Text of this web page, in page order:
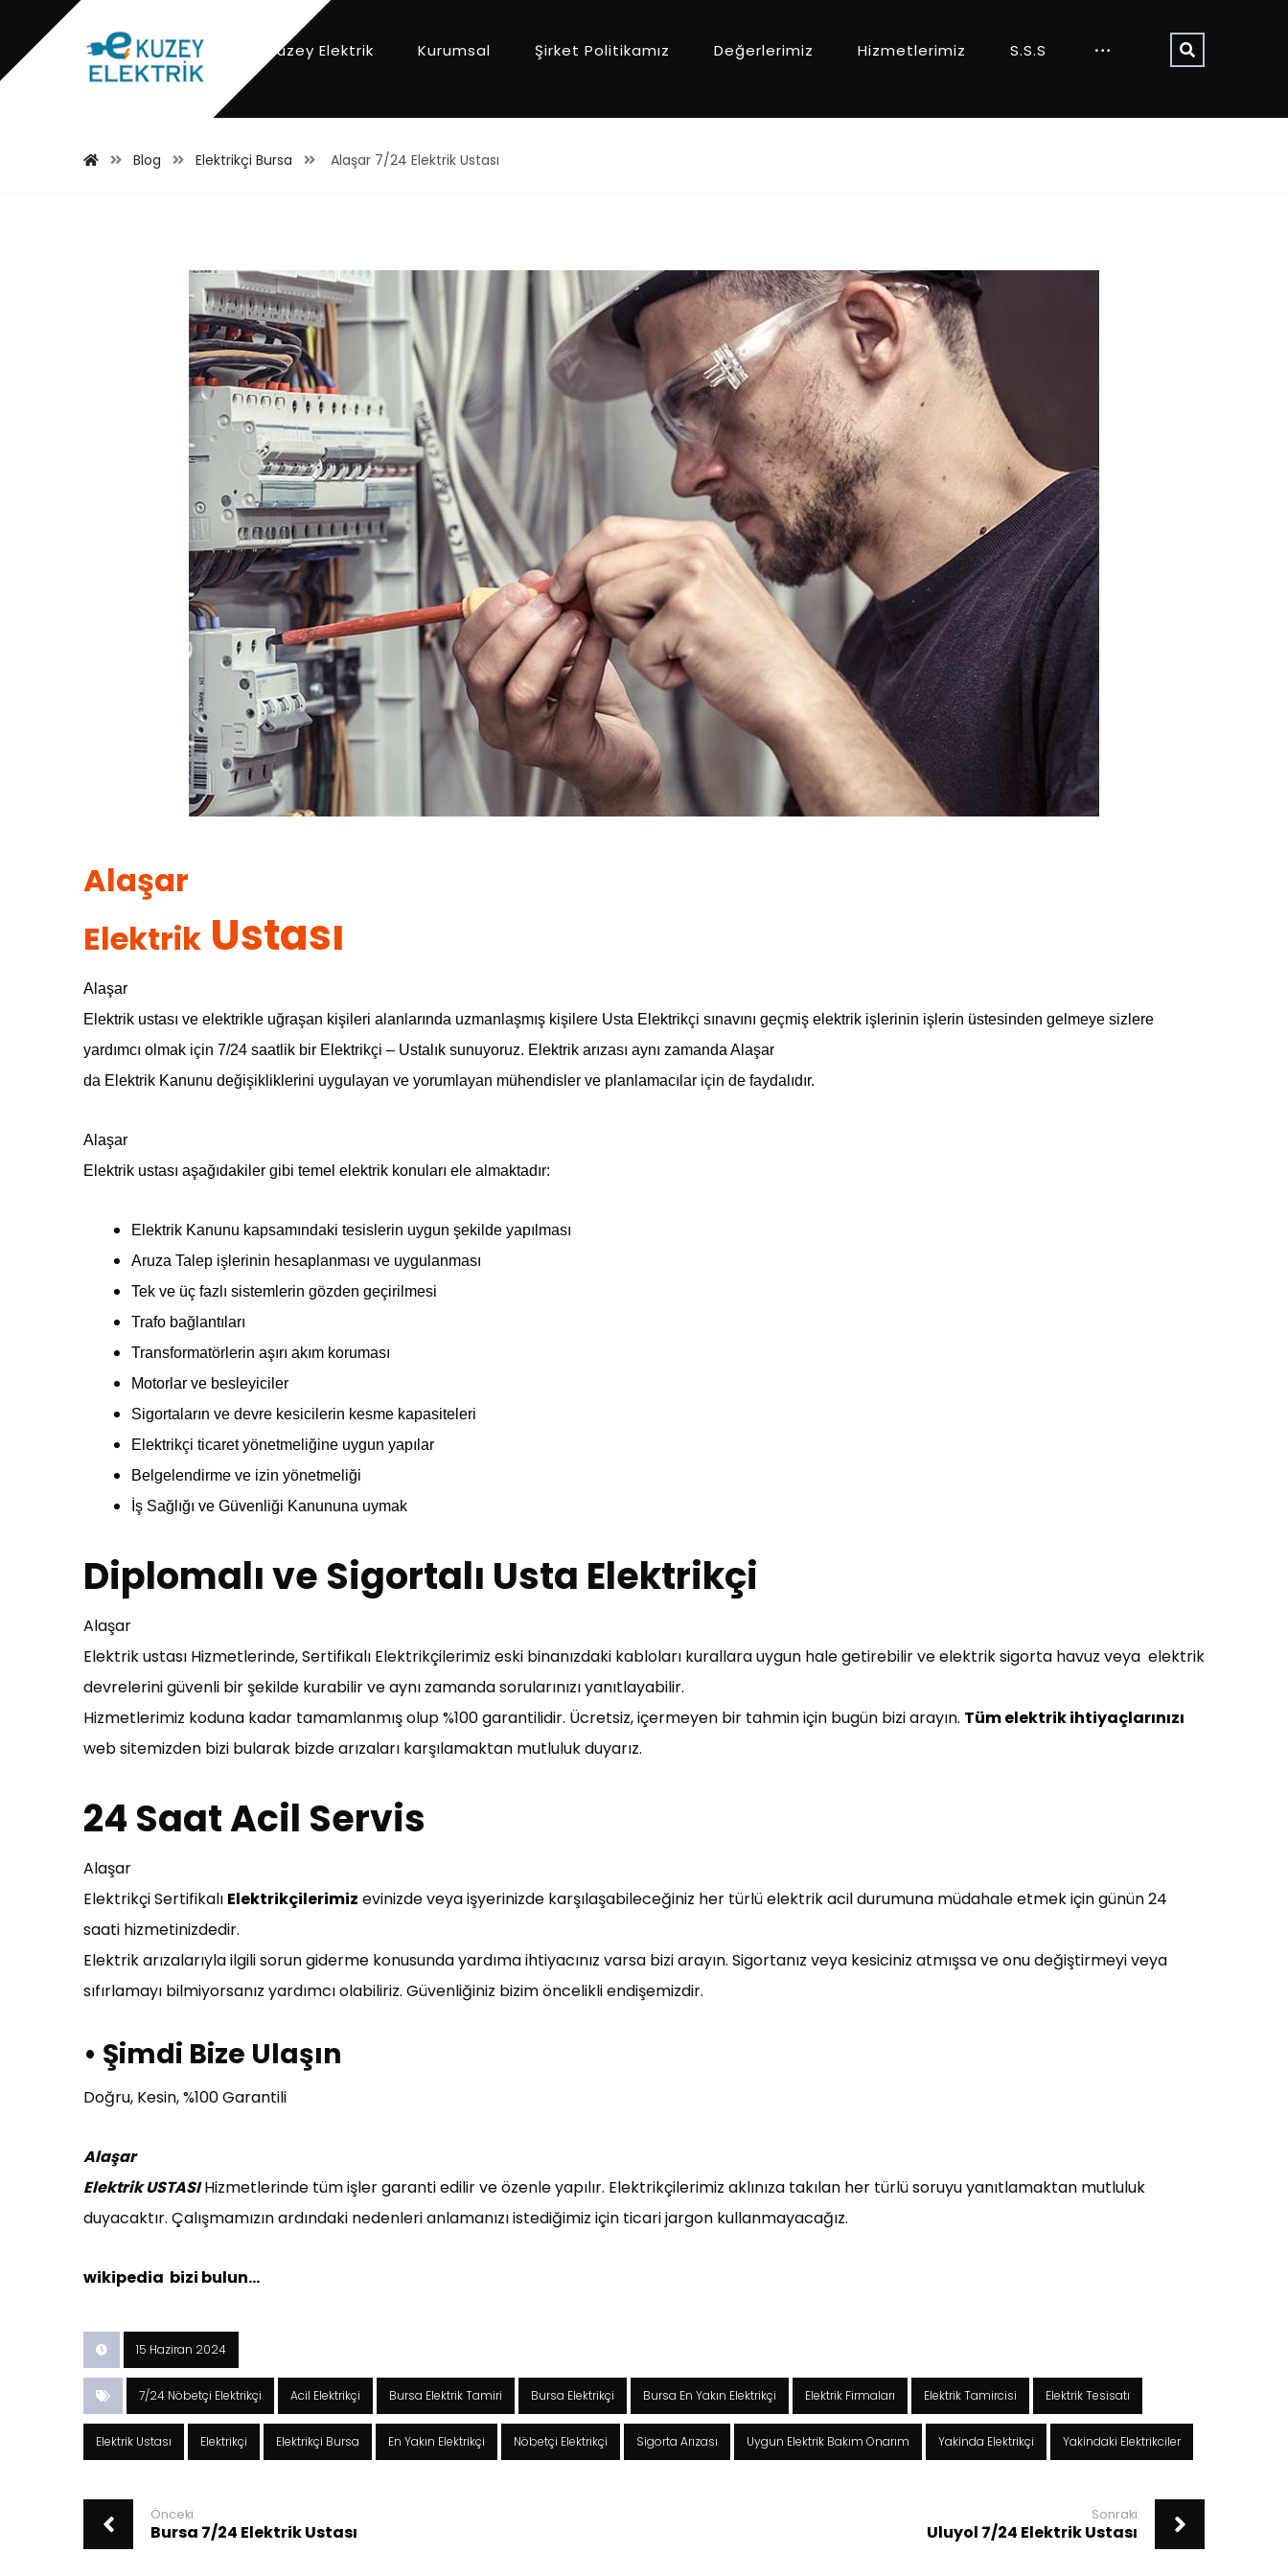
Kuzey Elektrik Kurumsal Şirket Politikamız Değerlerimiz Hizmetlerimiz S.S.S
Blog Elektrikçi Bursa Alaşar 7/24 Elektrik Ustası
Alaşar
Elektrik Ustası
Alaşar
Elektrik ustası ve elektrikle uğraşan kişileri alanlarında uzmanlaşmış kişilere Usta Elektrikçi sınavını geçmiş elektrik işlerinin işlerin üstesinden gelmeye sizlere
yardımcı olmak için 7/24 saatlik bir Elektrikçi – Ustalık sunuyoruz. Elektrik arızası aynı zamanda Alaşar
da Elektrik Kanunu değişikliklerini uygulayan ve yorumlayan mühendisler ve planlamacılar için de faydalıdır.
Alaşar
Elektrik ustası aşağıdakiler gibi temel elektrik konuları ele almaktadır:
Elektrik Kanunu kapsamındaki tesislerin uygun şekilde yapılması
Aruza Talep işlerinin hesaplanması ve uygulanması
Tek ve üç fazlı sistemlerin gözden geçirilmesi
Trafo bağlantıları
Transformatörlerin aşırı akım koruması
Motorlar ve besleyiciler
Sigortaların ve devre kesicilerin kesme kapasiteleri
Elektrikçi ticaret yönetmeliğine uygun yapılar
Belgelendirme ve izin yönetmeliği
İş Sağlığı ve Güvenliği Kanununa uymak
Diplomalı ve Sigortalı Usta Elektrikçi
Alaşar
Elektrik ustası Hizmetlerinde, Sertifikalı Elektrikçilerimiz eski binanızdaki kabloları kurallara uygun hale getirebilir ve elektrik sigorta havuz veya elektrik
devrelerini güvenli bir şekilde kurabilir ve aynı zamanda sorularınızı yanıtlayabilir.
Hizmetlerimiz koduna kadar tamamlanmış olup %100 garantilidir. Ücretsiz, içermeyen bir tahmin için bugün bizi arayın. Tüm elektrik ihtiyaçlarınızı
web sitemizden bizi bularak bizde arızaları karşılamaktan mutluluk duyarız.
24 Saat Acil Servis
Alaşar
Elektrikçi Sertifikalı Elektrikçilerimiz evinizde veya işyerinizde karşılaşabileceğiniz her türlü elektrik acil durumuna müdahale etmek için günün 24
saati hizmetinizdedir.
Elektrik arızalarıyla ilgili sorun giderme konusunda yardıma ihtiyacınız varsa bizi arayın. Sigortanız veya kesiciniz atmışsa ve onu değiştirmeyi veya
sıfırlamayı bilmiyorsanız yardımcı olabiliriz. Güvenliğiniz bizim öncelikli endişemizdir.
• Şimdi Bize Ulaşın
Doğru, Kesin, %100 Garantili
Alaşar
Elektrik USTASIHizmetlerinde tüm işler garanti edilir ve özenle yapılır. Elektrikçilerimiz aklınıza takılan her türlü soruyu yanıtlamaktan mutluluk
duyacaktır. Çalışmamızın ardındaki nedenleri anlamanızı istediğimiz için ticari jargon kullanmayacağız.
wikipedia bizi bulun…
15 Haziran 2024
7/24 Nöbetçi Elektrikçi Acil Elektrikçi Bursa Elektrik Tamiri Bursa Elektrikçi Bursa En Yakın Elektrikçi Elektrik Firmaları Elektrik Tamircisi Elektrik Tesisatı
Elektrik Ustası Elektrikçi Elektrikçi Bursa En Yakın Elektrikçi Nöbetçi Elektrikçi Sigorta Arızası Uygun Elektrik Bakım Onarım Yakinda Elektrikçi Yakindaki Elektrikciler
Önceki
Bursa 7/24 Elektrik Ustası
Sonraki
Uluyol 7/24 Elektrik Ustası